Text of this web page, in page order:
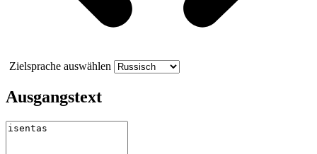
Zielsprache auswählen
Ausgangstext